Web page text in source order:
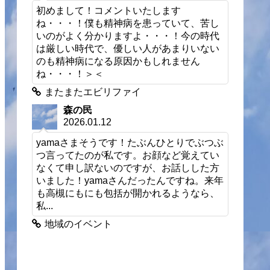
初めまして！コメントいたします
ね・・・！僕も精神病を患っていて、苦し
いのがよく分かりますよ・・・！今の時代
は厳しい時代で、優しい人があまりいない
のも精神病になる原因かもしれません
ね・・・！＞＜
またまたエビリファイ
森の民
2026.01.12
yamaさまそうです！たぶんひとりでぶつぶ
つ言ってたのが私です。お顔など覚えてい
なくて申し訳ないのですが、お話しした方
いました！yamaさんだったんですね。来年
も高槻にもにも包括が開かれるようなら、
私...
地域のイベント